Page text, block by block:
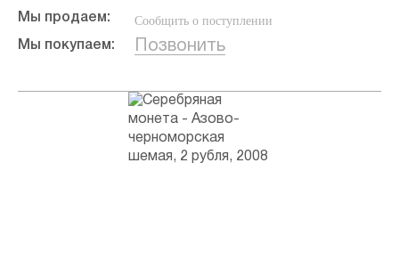
Мы продаем: Сообщить о поступлении
Мы покупаем: Позвонить